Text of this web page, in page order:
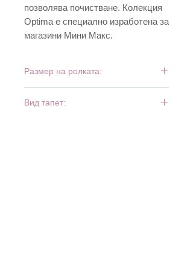
позволява почистване. Колекция
Optima е специално изработена за
магазини Мини Макс.
Размер на ролката:
Вид тапет: